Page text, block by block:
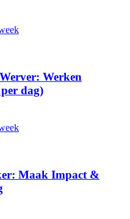
Werken
dag)
Maak Impact &